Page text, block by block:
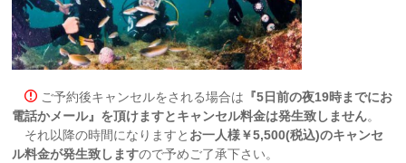
ご予約後キャンセルをされる場合は 『5日前の夜19時までにお
電話かメール』を頂けますとキャンセル料金は発生致しません。
それ以降の時間になりますと お一人様￥5,500(税込)のキャンセ
ル料金が発生致しますので予めご了承下さい。